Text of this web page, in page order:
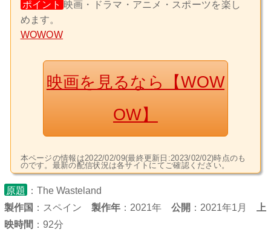
ポイント 映画・ドラマ・アニメ・スポーツを楽し
めます。
WOWOW
映画を見るなら【WOW
OW】
本ページの情報は2022/02/09(最終更新日:2023/02/02)時点のも
のです。最新の配信状況は各サイトにてご確認ください。
原題
：The Wasteland
製作国 ： スペイン 製作年：2021年 公開 ：2021年1月
上
映時間 ：92分